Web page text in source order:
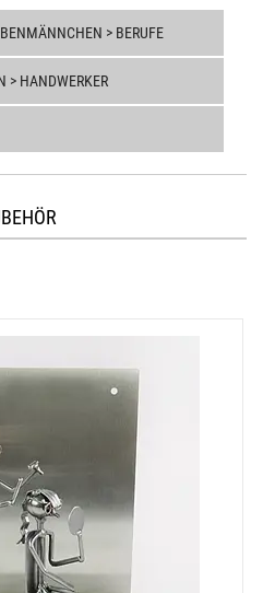
> BERUFE
> HANDWERKER